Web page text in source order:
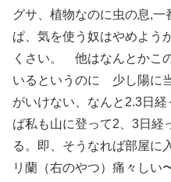
グサ、植物なのに虫の息,
ぱ、気を使う奴はやめよう
くさい。 他はなんとかこ
いるというのに 少し陽に
がいけない、なんと2.3日
ば私も山に登って2、3日経
る。即、そうなれば部屋に
リ蘭（右のやつ）痛々し